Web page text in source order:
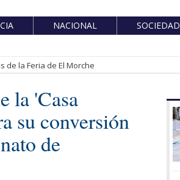
NACIONAL SOCIEDAD
la Feria de El Morche
la 'Casa
su conversión
de